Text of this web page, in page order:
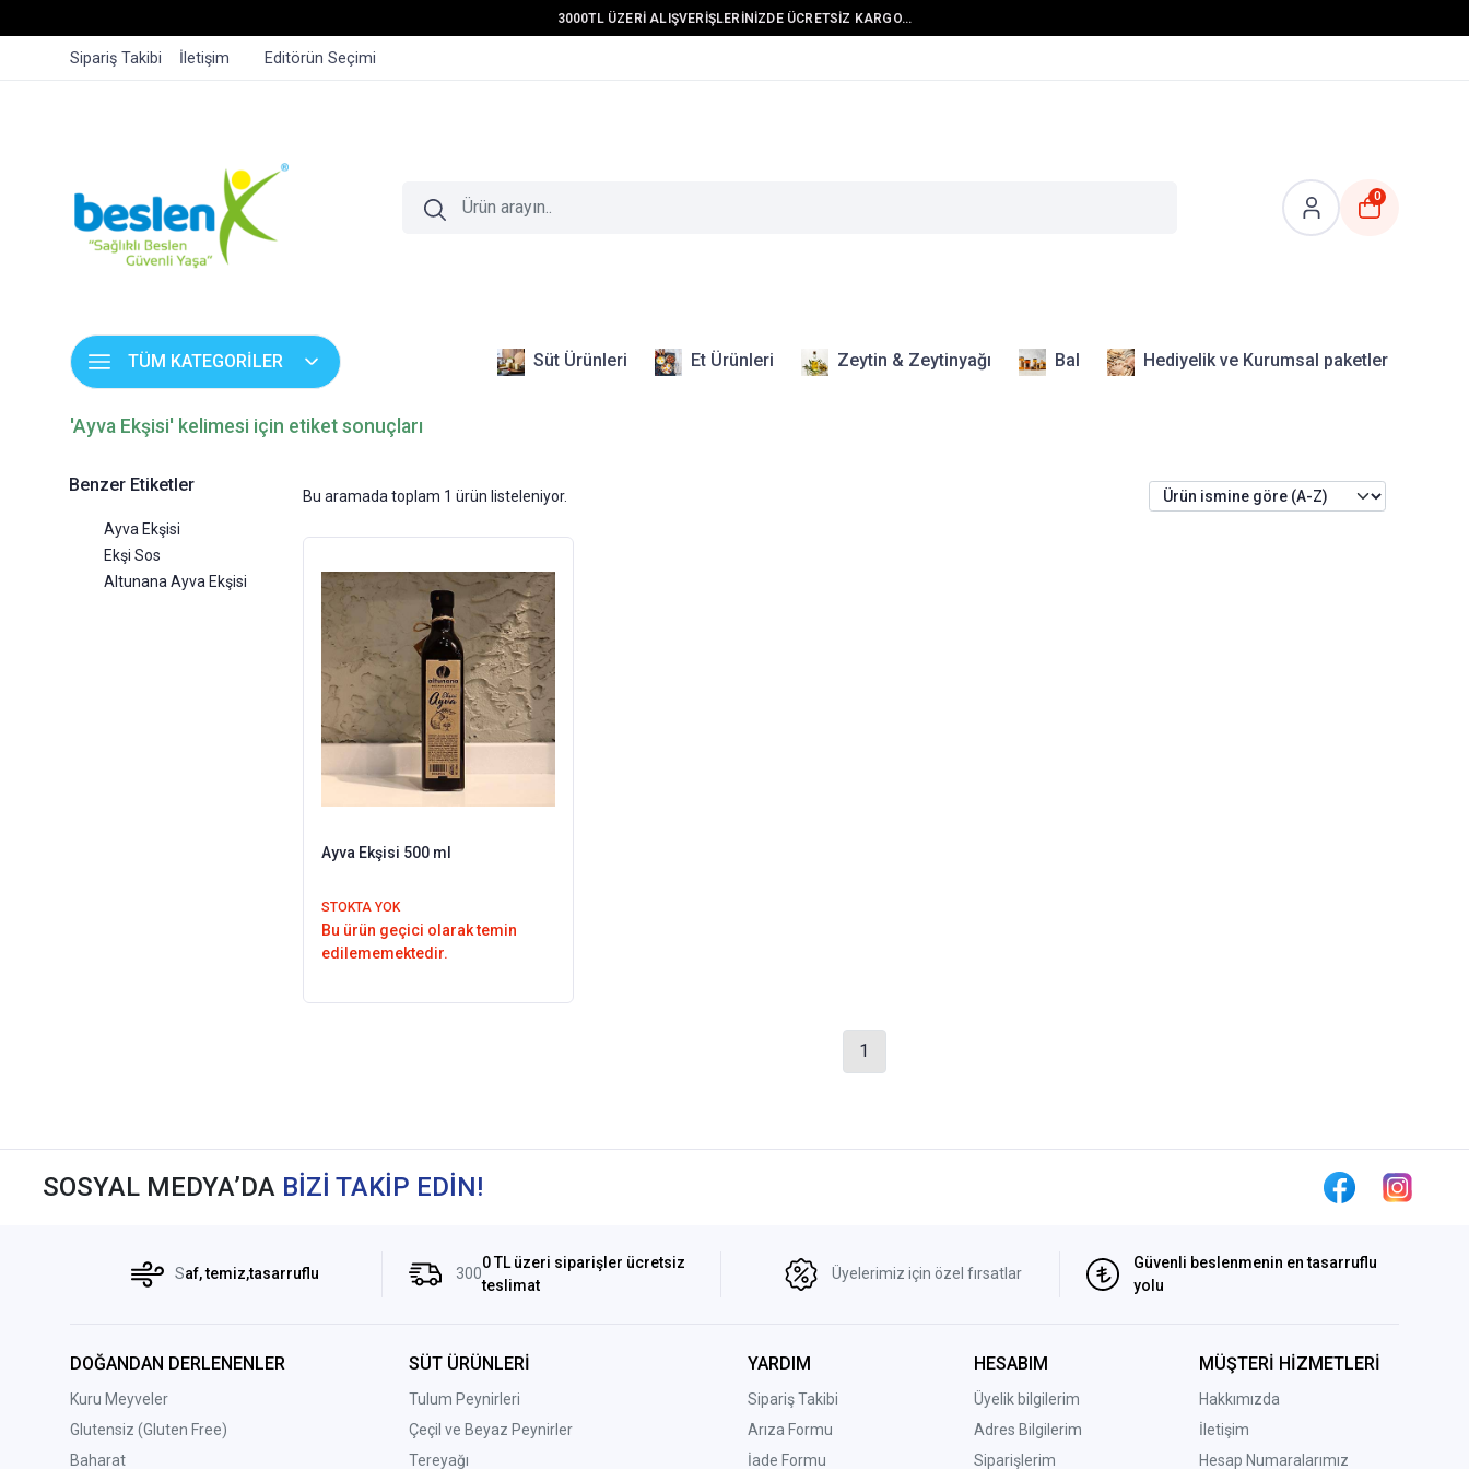
3000TL ÜZERİ ALIŞVERİŞLERİNİZDE ÜCRETSİZ KARGO...
Sipariş Takibi İletişim Editörün Seçimi
0
TÜM KATEGORİLER Süt Ürünleri Et Ürünleri Zeytin & Zeytinyağı Bal Hediyelik ve Kurumsal paketler
'Ayva Ekşisi' kelimesi için etiket sonuçları
Benzer Etiketler
Ayva Ekşisi
Ekşi Sos
Altunana Ayva Ekşisi
Bu aramada toplam 1 ürün listeleniyor.
Ayva Ekşisi 500 ml
STOKTA YOK
Bu ürün geçici olarak temin
edilememektedir.
1
SOSYAL MEDYA’DA BİZİ TAKİP EDİN!
Saf, temiz,tasarruflu 300
0 TL üzeri siparişler ücretsiz
teslimat
Üyelerimiz için özel fırsatlar
Güvenli beslenmenin en tasarruflu
yolu
DOĞANDAN DERLENENLER
Kuru Meyveler
Glutensiz (Gluten Free)
Baharat
SÜT ÜRÜNLERİ
Tulum Peynirleri
Çeçil ve Beyaz Peynirler
Tereyağı
YARDIM
Sipariş Takibi
Arıza Formu
İade Formu
HESABIM
Üyelik bilgilerim
Adres Bilgilerim
Siparişlerim
MÜŞTERİ HİZMETLERİ
Hakkımızda
İletişim
Hesap Numaralarımız